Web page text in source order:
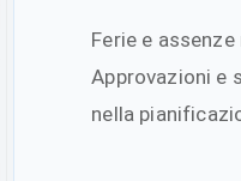
Ferie e
Approvazioni e
nella